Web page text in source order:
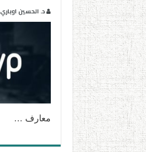
د. الحسين اوباري
معارف …